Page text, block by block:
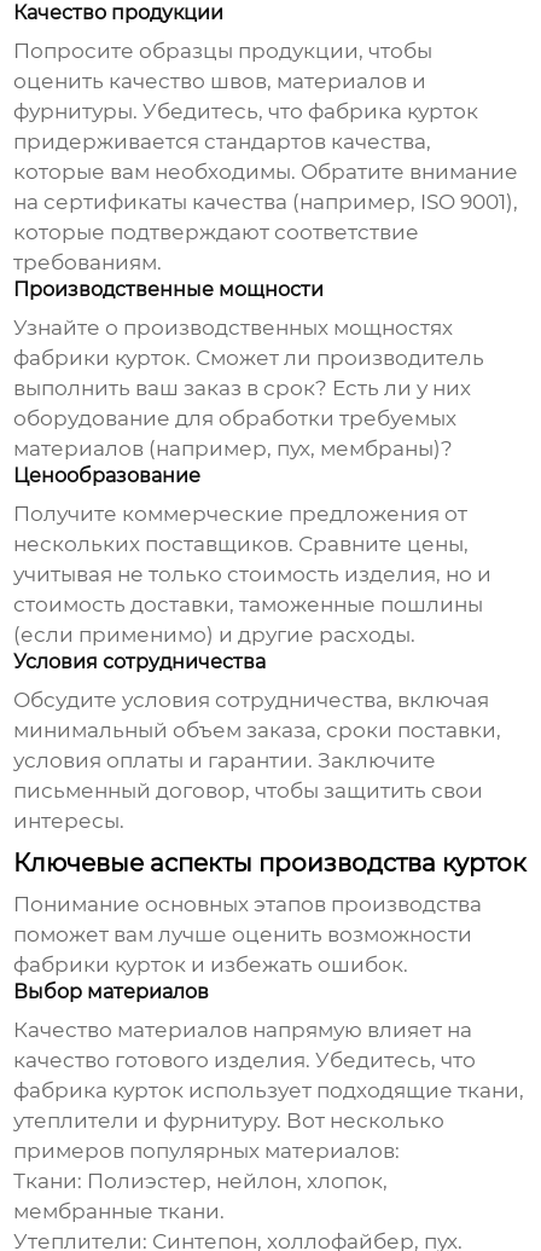
Качество продукции
Попросите образцы продукции, чтобы
оценить качество швов, материалов и
фурнитуры. Убедитесь, что фабрика курток
придерживается стандартов качества,
которые вам необходимы. Обратите внимание
на сертификаты качества (например, ISO 9001),
которые подтверждают соответствие
требованиям.
Производственные мощности
Узнайте о производственных мощностях
фабрики курток. Сможет ли производитель
выполнить ваш заказ в срок? Есть ли у них
оборудование для обработки требуемых
материалов (например, пух, мембраны)?
Ценообразование
Получите коммерческие предложения от
нескольких поставщиков. Сравните цены,
учитывая не только стоимость изделия, но и
стоимость доставки, таможенные пошлины
(если применимо) и другие расходы.
Условия сотрудничества
Обсудите условия сотрудничества, включая
минимальный объем заказа, сроки поставки,
условия оплаты и гарантии. Заключите
письменный договор, чтобы защитить свои
интересы.
Ключевые аспекты производства курток
Понимание основных этапов производства
поможет вам лучше оценить возможности
фабрики курток и избежать ошибок.
Выбор материалов
Качество материалов напрямую влияет на
качество готового изделия. Убедитесь, что
фабрика курток использует подходящие ткани,
утеплители и фурнитуру. Вот несколько
примеров популярных материалов:
Ткани: Полиэстер, нейлон, хлопок,
мембранные ткани.
Утеплители: Синтепон, холлофайбер, пух.